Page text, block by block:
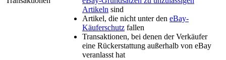
Artikeln sind
Artikel, die nicht unter den eBay-
Käuferschutz fallen
Transaktionen, bei denen der Verkäufer
eine Rückerstattung außerhalb von eBay
veranlasst hat